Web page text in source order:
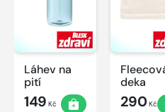
Láhev na
pití
149 Kč
deka
290Kč